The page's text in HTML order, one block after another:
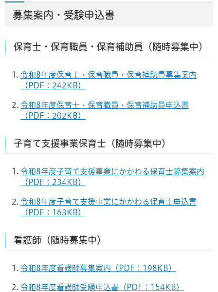
募集案内・受験申込書
保育士・保育職員・保育補助員（随時募集中）
令和8年度保育士・保育職員・保育補助員募集案内
（PDF：242KB）
令和8年度保育士・保育職員・保育補助員申込書
（PDF：202KB）
子育て支援事業保育士（随時募集中）
令和8年度子育て支援事業にかかわる保育士募集案内
（PDF：234KB）
令和8年度子育て支援事業にかかわる保育士申込書
（PDF：163KB）
看護師（随時募集中）
令和8年度看護師募集案内（PDF：198KB）
令和8年度看護師受験申込書（PDF：154KB）